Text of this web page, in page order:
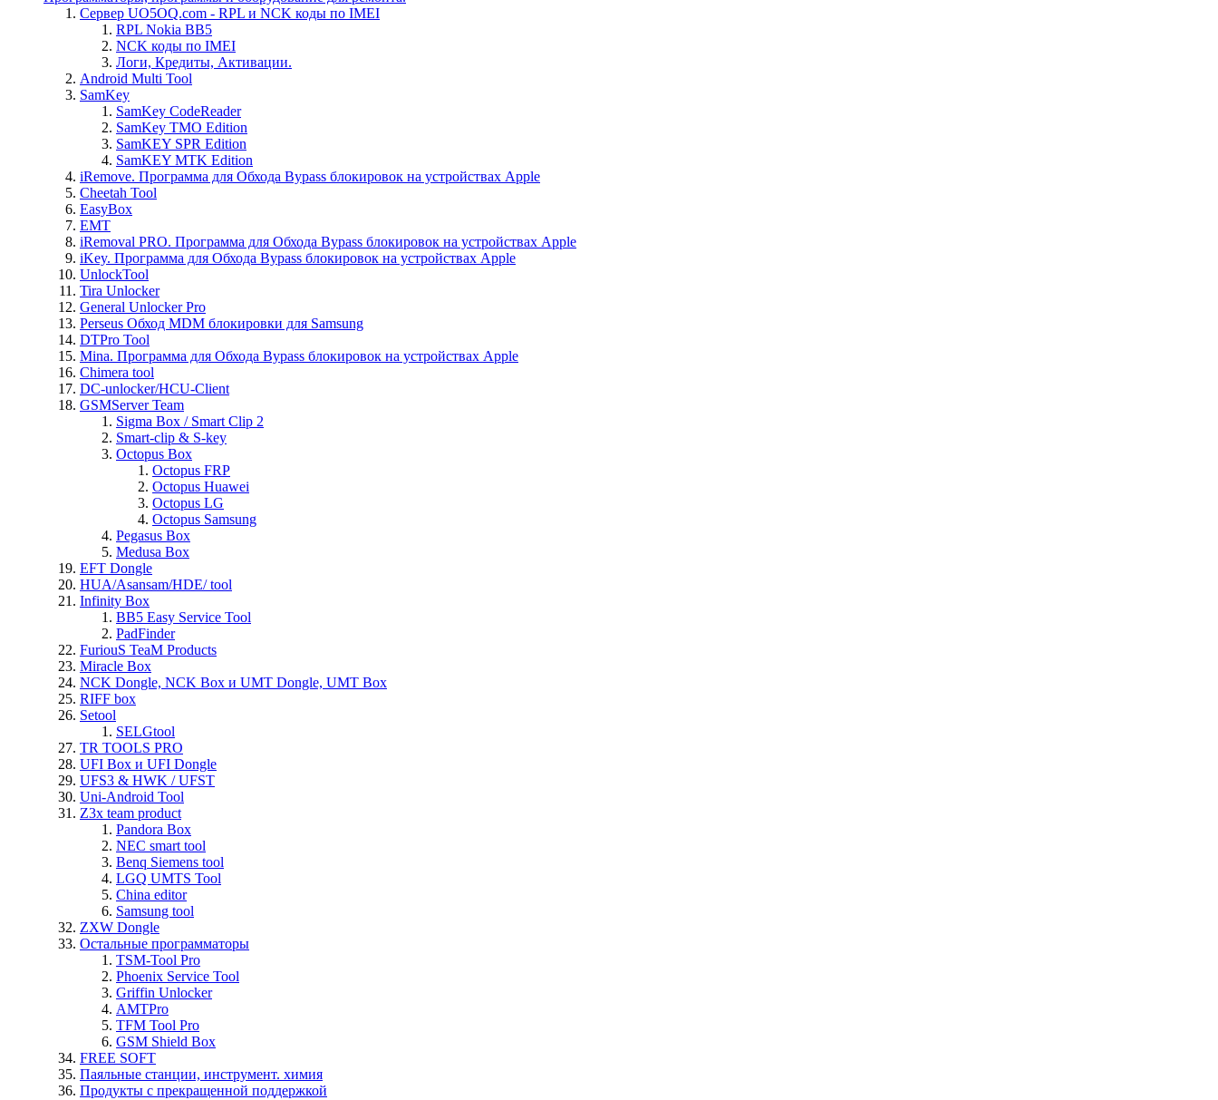
Сервер UO5OQ.com - RPL и NCK коды по IMEI
RPL Nokia BB5
NCK коды по IMEI
Логи, Кредиты, Активации.
Android Multi Tool
SamKey
SamKey CodeReader
SamKey TMO Edition
SamKEY SPR Edition
SamKEY MTK Edition
iRemove. Программа для Обхода Bypass блокировок на устройствах Apple
Cheetah Tool
EasyBox
EMT
iRemoval PRO. Программа для Обхода Bypass блокировок на устройствах Apple
iKey. Программа для Обхода Bypass блокировок на устройствах Apple
UnlockTool
Tira Unlocker
General Unlocker Pro
Perseus Обход MDM блокировки для Samsung
DTPro Tool
Mina. Программа для Обхода Bypass блокировок на устройствах Apple
Chimera tool
DC-unlocker/HCU-Client
GSMServer Team
Sigma Box / Smart Clip 2
Smart-clip & S-key
Octopus Box
Octopus FRP
Octopus Huawei
Octopus LG
Octopus Samsung
Pegasus Box
Medusa Box
EFT Dongle
HUA/Asansam/HDE/ tool
Infinity Box
BB5 Easy Service Tool
PadFinder
FuriouS TeaM Products
Miracle Box
NCK Dongle, NCK Box и UMT Dongle, UMT Box
RIFF box
Setool
SELGtool
TR TOOLS PRO
UFI Box и UFI Dongle
UFS3 & HWK / UFST
Uni-Android Tool
Z3x team product
Pandora Box
NEC smart tool
Benq Siemens tool
LGQ UMTS Tool
China editor
Samsung tool
ZXW Dongle
Остальные программаторы
TSM-Tool Pro
Phoenix Service Tool
Griffin Unlocker
AMTPro
TFM Tool Pro
GSM Shield Box
FREE SOFT
Паяльные станции, инструмент. химия
Продукты с прекращенной поддержкой